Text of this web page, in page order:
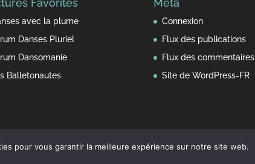
Favorites
avec la plume
Danses Pluriel
Dansomanie
Balletonautes
Méta
Connexion
Flux des publications
Flux des commentaires
Site de WordPress-FR
pour vous garantir la meilleure expérience sur notre site web.